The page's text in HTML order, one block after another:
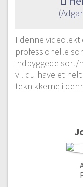
I denne
professionelle
indbyggede sort/
vil du have et
teknikkerne i